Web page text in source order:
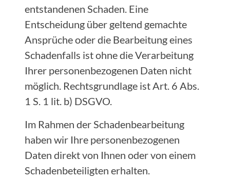
entstandenen Schaden. Eine
Entscheidung über geltend gemachte
Ansprüche oder die Bearbeitung eines
Schadenfalls ist ohne die Verarbeitung
Ihrer personenbezogenen Daten nicht
möglich. Rechtsgrundlage ist Art. 6 Abs.
1 S. 1 lit. b) DSGVO.
Im Rahmen der Schadenbearbeitung
haben wir Ihre personenbezogenen
Daten direkt von Ihnen oder von einem
Schadenbeteiligten erhalten.